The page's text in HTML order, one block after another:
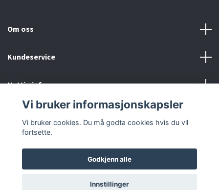
Om oss
Kundeservice
Nyttig info
© 2026 Caravandeler.com
Vi bruker informasjonskapsler
Vi bruker cookies. Du må godta cookies hvis du vil
fortsette.
Godkjenn alle
Innstillinger